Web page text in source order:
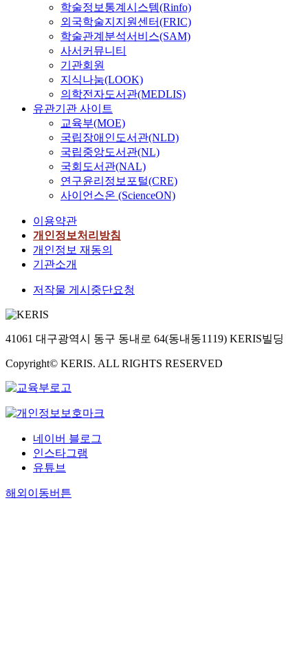
학술정보통계시스템(Rinfo)
외국학술지지원센터(FRIC)
학술관계분석서비스(SAM)
사서커뮤니티
기관회원
지식나눔(LOOK)
의학전자도서관(MEDLIS)
유관기관 사이트
교육부(MOE)
국립장애인도서관(NLD)
국립중앙도서관(NL)
국회도서관(NAL)
연구윤리정보포털(CRE)
사이언스온 (ScienceON)
이용약관
개인정보처리방침
개인정보 재동의
기관소개
저작물 게시중단요청
41061 대구광역시 동구 동내로 64(동내동1119) KERIS빌딩
Copyright© KERIS. ALL RIGHTS RESERVED
네이버 블로그
인스타그램
유튜브
해외이동버튼